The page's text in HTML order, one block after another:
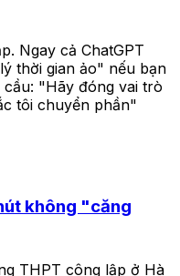
Ngay cả ChatGPT
thời gian ảo" nếu bạn
cầu: "Hãy đóng vai trò
tôi chuyển phần"
không "căng
THPT công lập ở Hà